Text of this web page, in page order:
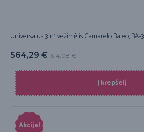
Universalus 3in1 vežimėlis Camarelo Baleo, BA-3
614,08€
564,29 €
Į krepšelį
Akcija!